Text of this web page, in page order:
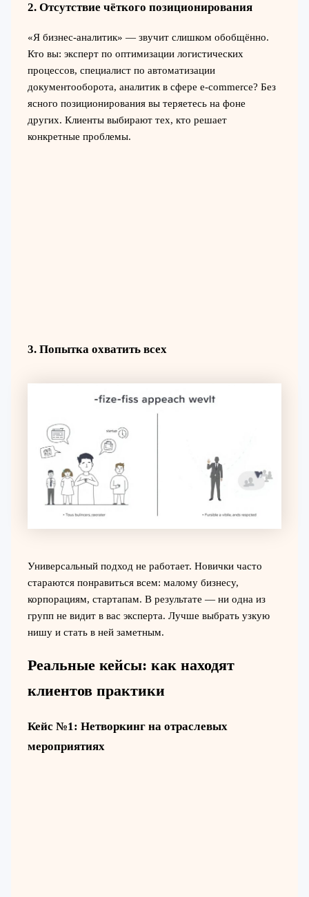
2. Отсутствие чёткого позиционирования
«Я бизнес-аналитик» — звучит слишком обобщённо.
Кто вы: эксперт по оптимизации логистических
процессов, специалист по автоматизации
документооборота, аналитик в сфере e-commerce? Без
ясного позиционирования вы теряетесь на фоне
других. Клиенты выбирают тех, кто решает
конкретные проблемы.
3. Попытка охватить всех
Универсальный подход не работает. Новички часто
стараются понравиться всем: малому бизнесу,
корпорациям, стартапам. В результате — ни одна из
групп не видит в вас эксперта. Лучше выбрать узкую
нишу и стать в ней заметным.
Реальные кейсы: как находят
клиентов практики
Кейс №1: Нетворкинг на отраслевых
мероприятиях